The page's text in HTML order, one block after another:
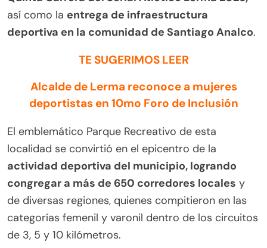
así como la entrega de infraestructura
deportiva en la comunidad de Santiago Analco.
TE SUGERIMOS LEER
Alcalde de Lerma reconoce a mujeres
deportistas en 10mo Foro de Inclusión
El emblemático Parque Recreativo de esta
localidad se convirtió en el epicentro de la
actividad deportiva del municipio, logrando
congregar a más de 650 corredores locales y
de diversas regiones, quienes compitieron en las
categorías femenil y varonil dentro de los circuitos
de 3, 5 y 10 kilómetros.